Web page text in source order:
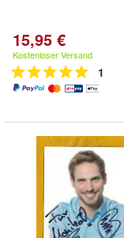
15,95 €
Kostenloser Versand
1